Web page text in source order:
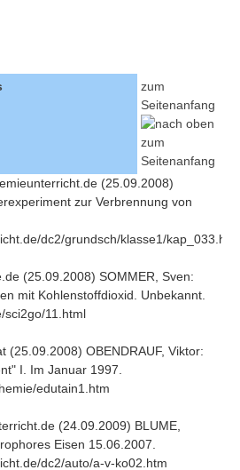
zum
Seitenanfang
(25.09.2008)
zur Verbrennung von
dc2/grundsch/klasse1/kap_033.htm
(25.09.2008) SOMMER, Sven:
mit Kohlenstoffdioxid. Unbekannt.
sci2go/11.html
(25.09.2008) OBENDRAUF, Viktor:
I. Im Januar 1997.
edutain1.htm
(24.09.2009) BLUME,
Eisen 15.06.2007.
dc2/auto/a-v-ko02.htm